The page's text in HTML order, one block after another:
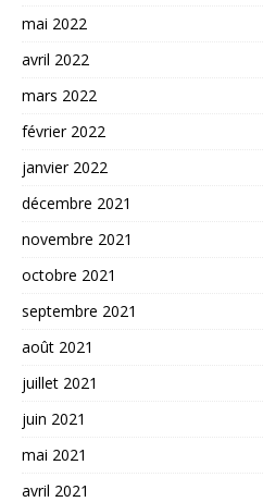
mai 2022
avril 2022
mars 2022
février 2022
janvier 2022
décembre 2021
novembre 2021
octobre 2021
septembre 2021
août 2021
juillet 2021
juin 2021
mai 2021
avril 2021